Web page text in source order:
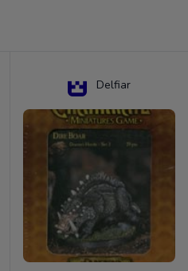
Delfiar